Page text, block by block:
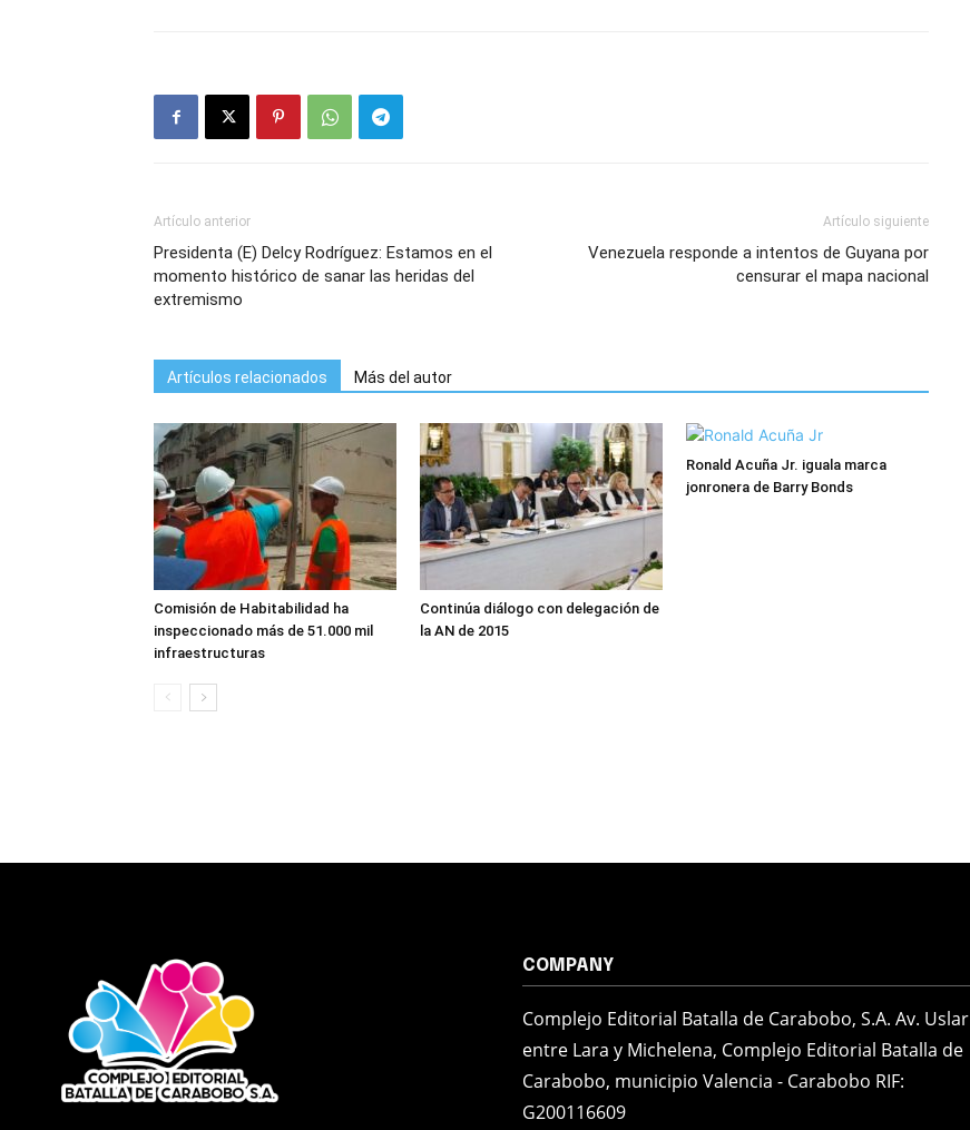
Artículo anterior
Presidenta (E) Delcy Rodríguez: Estamos en el
momento histórico de sanar las heridas del
extremismo
Artículo siguiente
Venezuela responde a intentos de Guyana por
censurar el mapa nacional
Artículos relacionados Más del autor
Comisión de Habitabilidad ha
inspeccionado más de 51.000 mil
infraestructuras
Continúa diálogo con delegación de
la AN de 2015
Ronald Acuña Jr. iguala marca
jonronera de Barry Bonds
COMPANY
Complejo Editorial Batalla de Carabobo, S.A. Av. Uslar
entre Lara y Michelena, Complejo Editorial Batalla de
Carabobo, municipio Valencia - Carabobo RIF:
G200116609